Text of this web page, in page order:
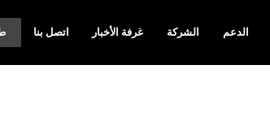
الدعم الشركة غرفة الأخبار اتصل بنا